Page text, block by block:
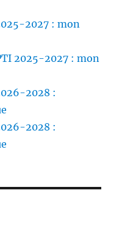
2027 : mon
2025-2027 : mon
2028 :
2028 :